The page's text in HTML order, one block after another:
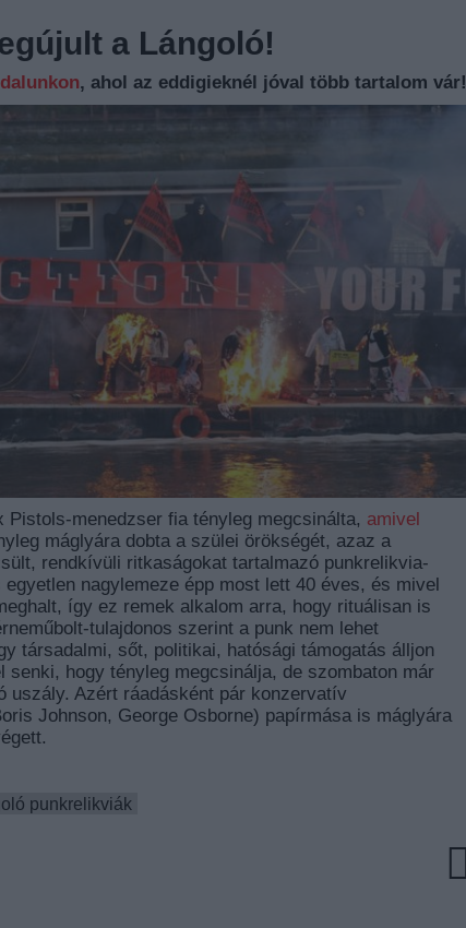
a Lángoló!
, ahol az eddigieknél jóval több tartalom vár!
Pistols-menedzser fia tényleg megcsinálta, amivel
máglyára dobta a szülei örökségét, azaz a
rendkívüli ritkaságokat tartalmazó punkrelikvia-
nagylemeze épp most lett 40 éves, és mivel
így ez remek alkalom arra, hogy rituálisan is
tulajdonos szerint a punk nem lehet
társadalmi, sőt, politikai, hatósági támogatás álljon
senki, hogy tényleg megcsinálja, de szombaton már
uszály. Azért ráadásként pár konzervatív
Johnson, George Osborne) papírmása is máglyára
punkrelikviák